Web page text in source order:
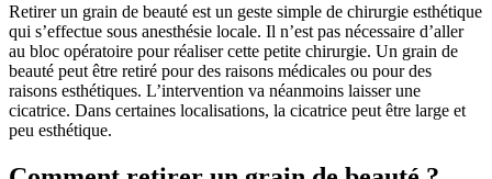
Retirer un grain de beauté est un geste simple de chirurgie esthétique
qui s’effectue sous anesthésie locale. Il n’est pas nécessaire d’aller
au bloc opératoire pour réaliser cette petite chirurgie. Un grain de
beauté peut être retiré pour des raisons médicales ou pour des
raisons esthétiques. L’intervention va néanmoins laisser une
cicatrice. Dans certaines localisations, la cicatrice peut être large et
peu esthétique.